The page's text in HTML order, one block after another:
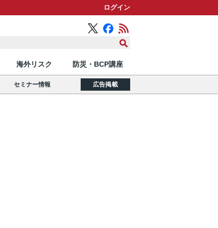
ログイン
海外リスク 防災・BCP講座
セミナー情報 広告掲載